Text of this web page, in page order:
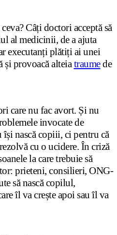
Câți doctori acceptă să
al medicinii, de a ajuta
executanți plătiți ai unei
și provoacă alteiatraumede
care nu fac avort. Și nu
invocate de
își nască copiii, ci pentru că
cu o ucidere. În criză
la care trebuie să
prieteni, consilieri, ONG-
să nască copilul,
îl va crește apoi sau îl va